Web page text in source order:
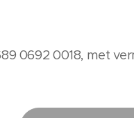
0692 0018, met